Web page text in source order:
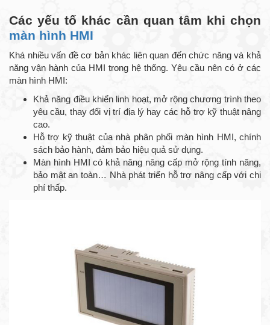
Các yếu tố khác cần quan tâm khi chọn
màn hình HMI
Khá nhiều vấn đề cơ bản khác liên quan đến chức năng và khả
năng vận hành của HMI trong hệ thống. Yêu cầu nên có ở các
màn hình HMI:
Khả năng điều khiển linh hoạt, mở rộng chương trình theo
yêu cầu, thay đổi vị trí địa lý hay các hỗ trợ kỹ thuật nâng
cao.
Hỗ trợ kỹ thuật của nhà phân phối màn hình HMI, chính
sách bảo hành, đảm bảo hiệu quả sử dụng.
Màn hình HMI có khả năng nâng cấp mở rộng tính năng,
bảo mật an toàn… Nhà phát triển hỗ trợ nâng cấp với chi
phí thấp.